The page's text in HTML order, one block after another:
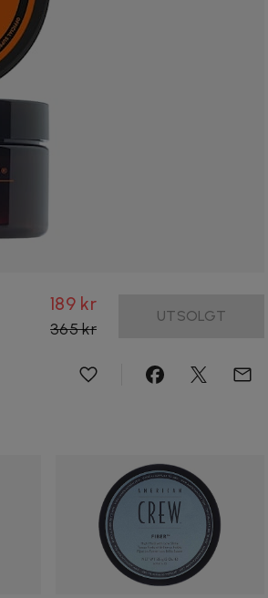
189 kr
365 kr
UTSOLGT